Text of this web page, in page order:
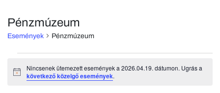
Pénzmúzeum
Események Pénzmúzeum
Események
for
Notice
Nincsenek ütemezett események a 2026.04.19. dátumon. Ugrás a
következő közelgő események.